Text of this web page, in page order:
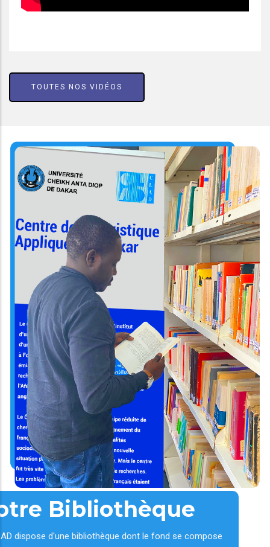
TOUTES NOS VIDÉOS
Bibliothèque
dispose d'une bibliothèque dont le fond se compose